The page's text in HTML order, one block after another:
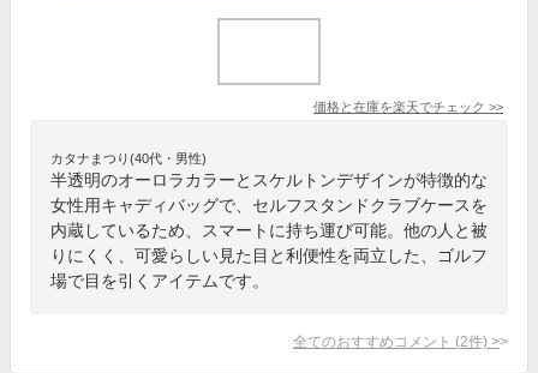
価格と在庫を楽天でチェック >>
カタナまつり(40代・男性)
半透明のオーロラカラーとスケルトンデザインが特徴的な
女性用キャディバッグで、セルフスタンドクラブケースを
内蔵しているため、スマートに持ち運び可能。他の人と被
りにくく、可愛らしい見た目と利便性を両立した、ゴルフ
場で目を引くアイテムです。
全てのおすすめコメント (2件) >